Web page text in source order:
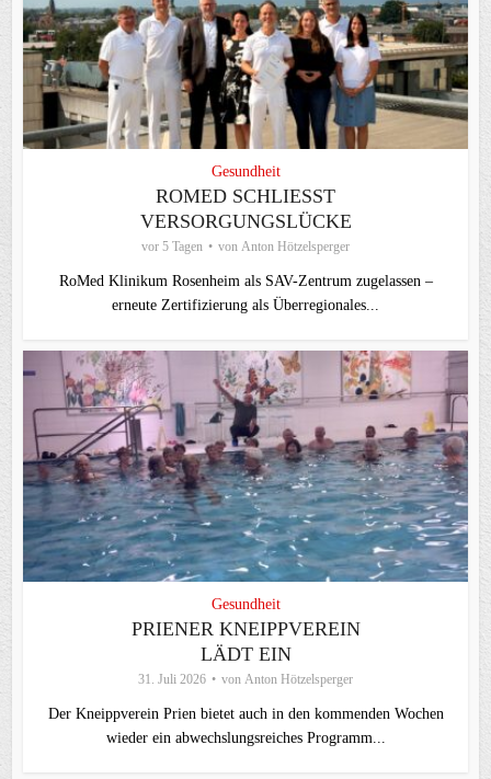
Gesundheit
ROMED SCHLIESST V
ERSORGUNGSLÜCKE
vor 5 Tagen von Anton Hötzelsperger
RoMed Klinikum Rosenheim als SAV-Zentrum zugelassen –
erneute Zertifizierung als Überregionales...
Gesundheit
PRIENER KNEIPPVEREIN
LÄDT EIN
31. Juli 2026 von Anton Hötzelsperger
Der Kneippverein Prien bietet auch in den kommenden Wochen
wieder ein abwechslungsreiches Programm...